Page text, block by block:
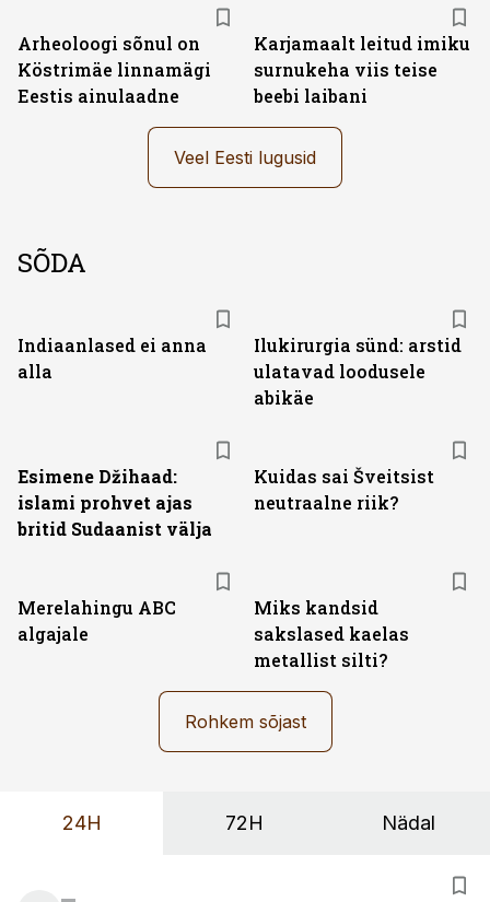
Arheoloogi sõnul on
Köstrimäe linnamägi
Eestis ainulaadne
Karjamaalt leitud imiku
surnukeha viis teise
beebi laibani
Veel Eesti lugusid
SÕDA
Indiaanlased ei anna
alla
Ilukirurgia sünd: arstid
ulatavad loodusele
abikäe
Esimene Džihaad:
islami prohvet ajas
britid Sudaanist välja
Kuidas sai Šveitsist
neutraalne riik?
Merelahingu ABC
algajale
Miks kandsid
sakslased kaelas
metallist silti?
Rohkem sõjast
24H 72H Nädal